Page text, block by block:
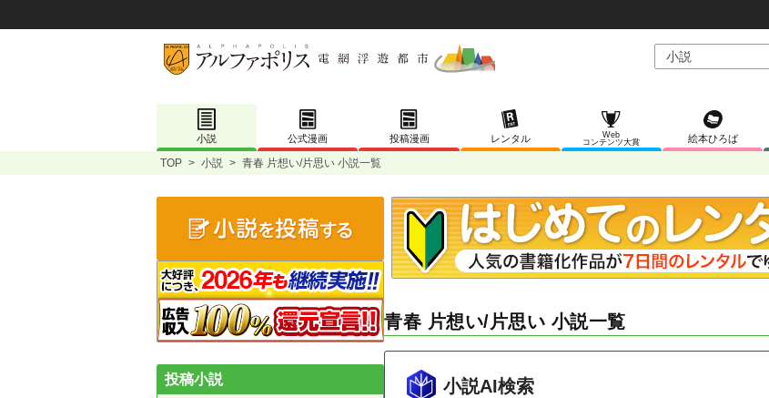
小説 公式漫画 投稿漫画 レンタル
Web
コンテンツ大賞
絵本ひろば
TOP > 小説 > 青春 片想い/片思い 小説一覧
青春 片想い/片思い 小説一覧
小説AI検索
投稿小説